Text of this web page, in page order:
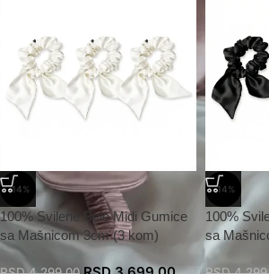
-14%
100% Svilene Bele Midi Gumice
sa Mašnicom 3cm (3 kom)
-14%
100%
sa